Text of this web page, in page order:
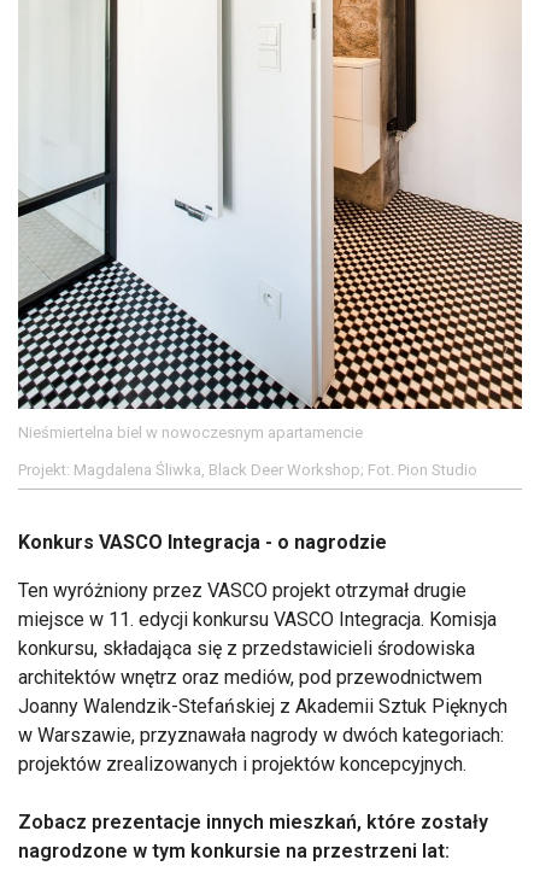
Nieśmiertelna biel w nowoczesnym apartamencie
Projekt: Magdalena Śliwka, Black Deer Workshop; Fot. Pion Studio
Konkurs VASCO Integracja - o nagrodzie
Ten wyróżniony przez VASCO projekt otrzymał drugie
miejsce w 11. edycji konkursu VASCO Integracja. Komisja
konkursu, składająca się z przedstawicieli środowiska
architektów wnętrz oraz mediów, pod przewodnictwem
Joanny Walendzik-Stefańskiej z Akademii Sztuk Pięknych
w Warszawie, przyznawała nagrody w dwóch kategoriach:
projektów zrealizowanych i projektów koncepcyjnych.
Zobacz prezentacje innych mieszkań, które zostały
nagrodzone w tym konkursie na przestrzeni lat: